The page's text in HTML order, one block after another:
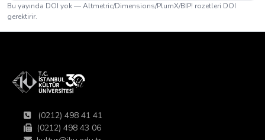
Bu yayında DOI yok — Altmetric/Dimensions/PlumX/BIP! rozetleri DOI
gerektirir.
(0212) 498 41 41
(0212) 498 43 06